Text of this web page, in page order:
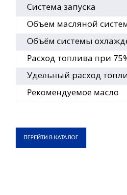
Система запуска
Объем масляной
Объём системы
Расход топлива при
Удельный расход
Рекомендуемое масло
ПЕРЕЙТИ В КАТАЛОГ